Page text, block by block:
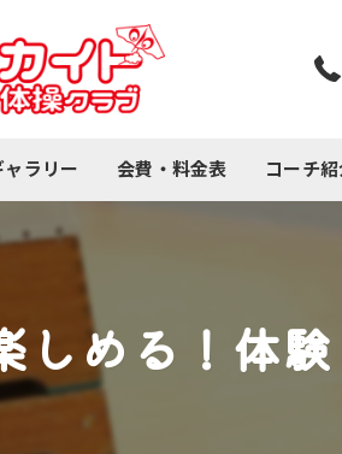
ャラリー 会費・料金表 コーチ
める！体